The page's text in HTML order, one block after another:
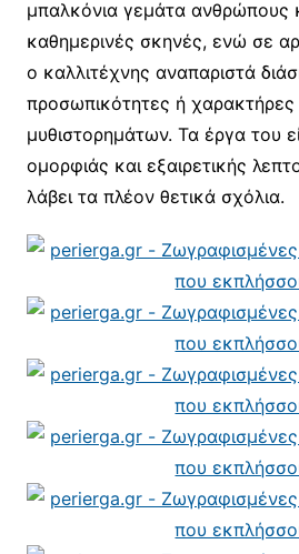
μπαλκόνια γεμάτα ανθρώπους
καθημερινές σκηνές, ενώ σε
ο καλλιτέχνης αναπαριστά
προσωπικότητες ή
μυθιστορημάτων. Τα έργα του
ομορφιάς και εξαιρετικής
λάβει τα πλέον θετικά σχόλια.